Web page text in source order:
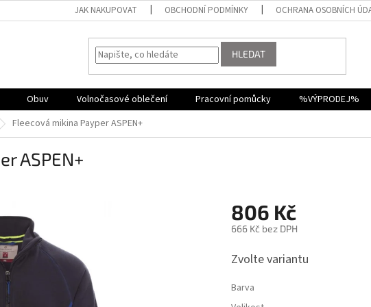
JAK NAKUPOVAT OBCHODNÍ PODMÍNKY OCHRANA OSOBNÍCH
HLEDAT
Obuv Volnočasové oblečení Pracovní pomůcky %VÝPRODEJ%
Fleecová mikina Payper ASPEN+
ASPEN+
806 Kč
666 Kč bez DPH
cena:
Zvolte variantu
Barva